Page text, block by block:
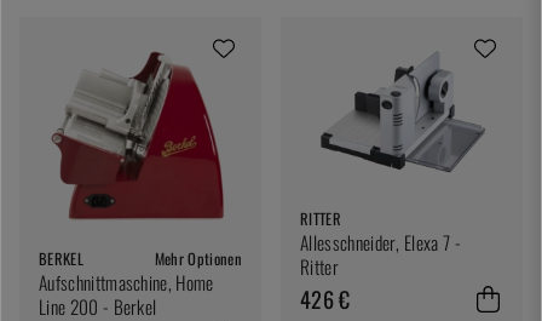
BERKEL Mehr Optionen
Aufschnittmaschine, Home
Line 200 - Berkel
RITTER
Allesschneider, Elexa 7 -
Ritter
426 €